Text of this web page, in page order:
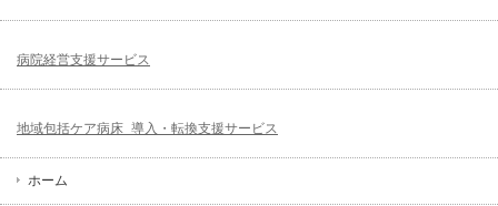
病院経営支援サービス
地域包括ケア病床 導入・転換支援サービス
ホーム